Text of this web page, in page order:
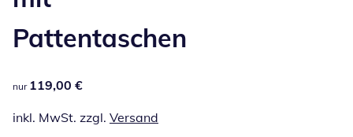
Pattentaschen
119,00 €
nur 119,00 €
inkl. MwSt. zzgl. Versand